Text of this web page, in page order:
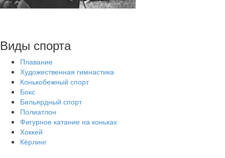
Виды спорта
Плавание
Художественная гимнастика
Конькобежный спорт
Бокс
Бильярдный спорт
Полиатлон
Фигурное катание на коньках
Хоккей
Кёрлинг